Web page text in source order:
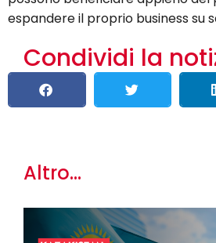
espandere il proprio business su
Condividi la
Altro...